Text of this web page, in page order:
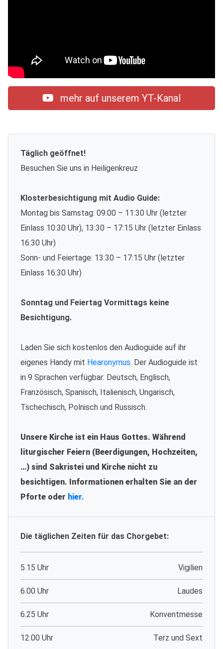
mehr auf unserem YT-Kanal
Täglich geöffnet!
Besuchen Sie uns in Heiligenkreuz
Klosterbesichtigung mit Audio Guide:
Montag bis Samstag: 09:00 – 11:30 Uhr (letzter
Einlass 10:30 Uhr), 13:30 – 17:15 Uhr (letzter Einlass
16:30 Uhr)
Sonn- und Feiertage: 13:30 – 17:15 Uhr (letzter
Einlass 16:30 Uhr)
Sonntag und Feiertag Vormittags keine
Besichtigung.
Laden Sie sich kostenlos den Audioguide auf ihr
eigenes Handy mit Hearonymus. Der Audioguide ist
in 9 Sprachen verfügbar: Deutsch, Englisch,
Französisch, Spanisch, Italienisch, Ungarisch,
Tschechisch, Polnisch und Russisch.
Unsere Kirche ist ein Haus Gottes. Während
liturgischer Feiern (Beerdigungen, Hochzeiten,
…) sind Sakristei und Kirche nicht zu
besichtigen. Informationen erhalten Sie an der
Pforte oder hier.
Die täglichen Zeiten für das Chorgebet:
5.15 Uhr Vigilien
6.00 Uhr Laudes
6.25 Uhr Konventmesse
12.00 Uhr Terz und Sext